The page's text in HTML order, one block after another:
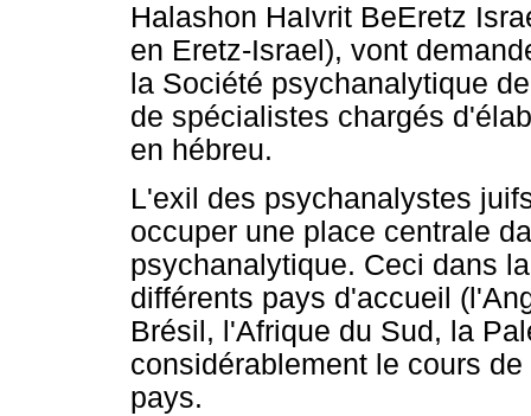
Halashon HaIvrit BeEretz
en Eretz-Israel), vont
la Société psychanalytique
de spécialistes chargés
en hébreu.
L'exil des psychanalystes
occuper une place centrale
psychanalytique. Ceci dans
différents pays d'accueil
Brésil, l'Afrique du Sud, la
considérablement le cours
pays.